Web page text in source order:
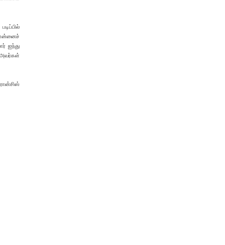
என்னைச்
ஐந்து
அவர்கள்